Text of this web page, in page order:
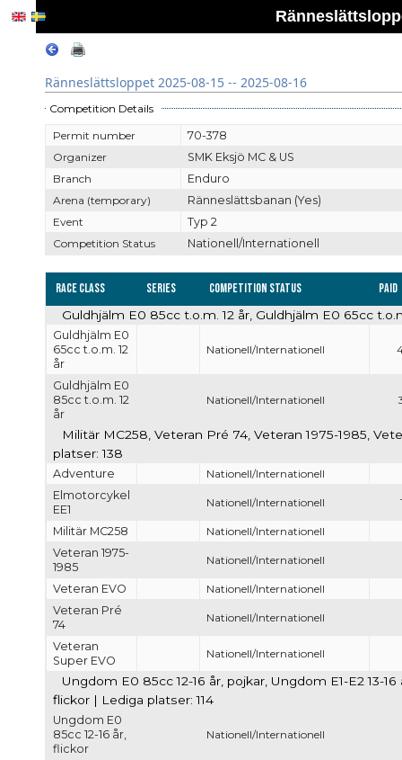
Ränneslättsloppet 2025-08-15 -- 2025-08-16
Competition Details
Permit number
70-378
Organizer
SMK Eksjö MC & US
Branch
Enduro
Arena (temporary)
Ränneslättsbanan (Yes)
Event
Typ 2
Competition Status
Nationell/Internationell
Race Class Series Competition Status Paid
Guldhjälm E0 85cc t.o.m. 12 år, Guldhjälm E0 65cc
Guldhjälm E0
65cc t.o.m. 12
år
Nationell/Internationell
Guldhjälm E0
85cc t.o.m. 12
år
Nationell/Internationell
Militär MC258, Veteran Pré 74, Veteran 1975-1985,
platser: 138
Adventure
Nationell/Internationell
Elmotorcykel
EE1
Nationell/Internationell
Militär MC258
Nationell/Internationell
Veteran 1975-
1985
Nationell/Internationell
Veteran EVO
Nationell/Internationell
Veteran Pré
74
Nationell/Internationell
Veteran
Super EVO
Nationell/Internationell
Ungdom E0 85cc 12-16 år, pojkar, Ungdom E1-E2 13-
flickor | Lediga platser: 114
Ungdom E0
85cc 12-16 år,
flickor
Nationell/Internationell